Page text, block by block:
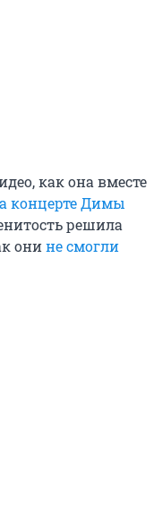
как она вместе
концерте Димы
решила
онине смогли